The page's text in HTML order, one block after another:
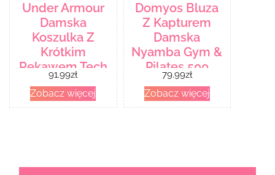
Under Armour
Damska
Koszulka Z
Krótkim
Rękawem Tech
Ssc Solid
1277207640
Różowy
91.99zł
Zobacz więcej
Domyos Bluza
Z Kapturem
Damska
Nyamba Gym &
Pilates 500
Essentials
Brązowy
79.99zł
Zobacz więcej